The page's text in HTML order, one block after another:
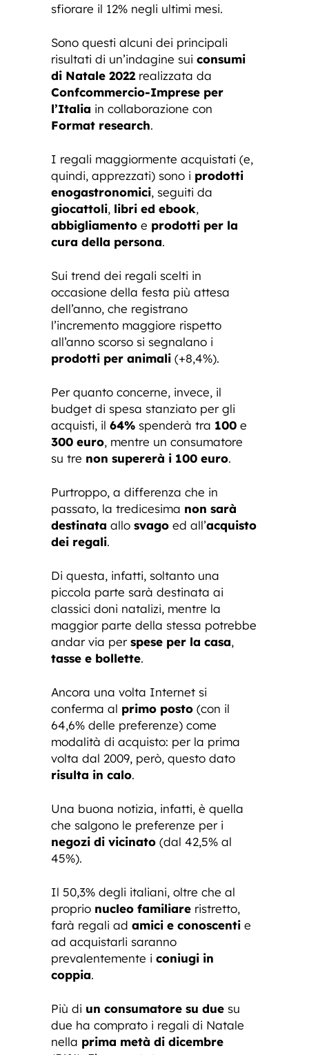
sfiorare il 12% negli ultimi mesi.
Sono questi alcuni dei principali
risultati di un’indagine sui consumi
di Natale 2022realizzata da
Confcommercio-Imprese per
l’Italia in collaborazione con
Format research.
I regali maggiormente acquistati (e,
quindi, apprezzati) sono i prodotti
enogastronomici, seguiti da
giocattoli, libri ed ebook,
abbigliamento e prodotti per la
cura della persona.
Sui trend dei regali scelti in
occasione della festa più attesa
dell’anno, che registrano
l’incremento maggiore rispetto
all’anno scorso si segnalano i
prodotti per animali (+8,4%).
Per quanto concerne, invece, il
budget di spesa stanziato per gli
acquisti, il 64% spenderà tra 100 e
300 euro, mentre un consumatore
su tre non supererà i 100 euro.
Purtroppo, a differenza che in
passato, la tredicesima non sarà
destinata allo svago ed all’acquisto
dei regali.
Di questa, infatti, soltanto una
piccola parte sarà destinata ai
classici doni natalizi, mentre la
maggior parte della stessa potrebbe
andar via perspese per la casa,
tasse e bollette.
Ancora una volta Internet si
conferma al primo posto (con il
64,6% delle preferenze) come
modalità di acquisto: per la prima
volta dal 2009, però, questo dato
risulta in calo.
Una buona notizia, infatti, è quella
che salgono le preferenze per i
negozi di vicinato (dal 42,5% al
45%).
Il 50,3% degli italiani, oltre che al
proprio nucleo familiare ristretto,
farà regali ad amici e conoscenti e
ad acquistarli saranno
prevalentemente i coniugi in
coppia.
Più di un consumatore su due su
due ha comprato i regali di Natale
nella prima metà di dicembre